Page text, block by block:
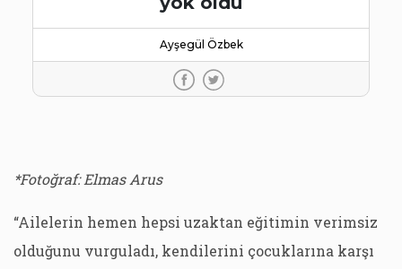
Ayşegül Özbek
*Fotoğraf: Elmas Arus
“Ailelerin hemen hepsi uzaktan eğitimin verimsiz
olduğunu vurguladı, kendilerini çocuklarına karşı